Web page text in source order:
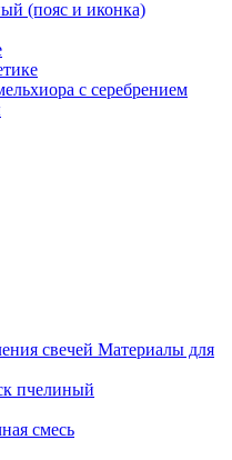
(пояс и иконка)
с серебрением
Материалы для
пчелиный
смесь